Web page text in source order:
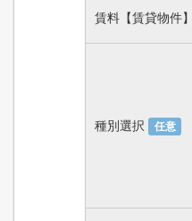
賃料【賃貸物件】
種別選択 任意